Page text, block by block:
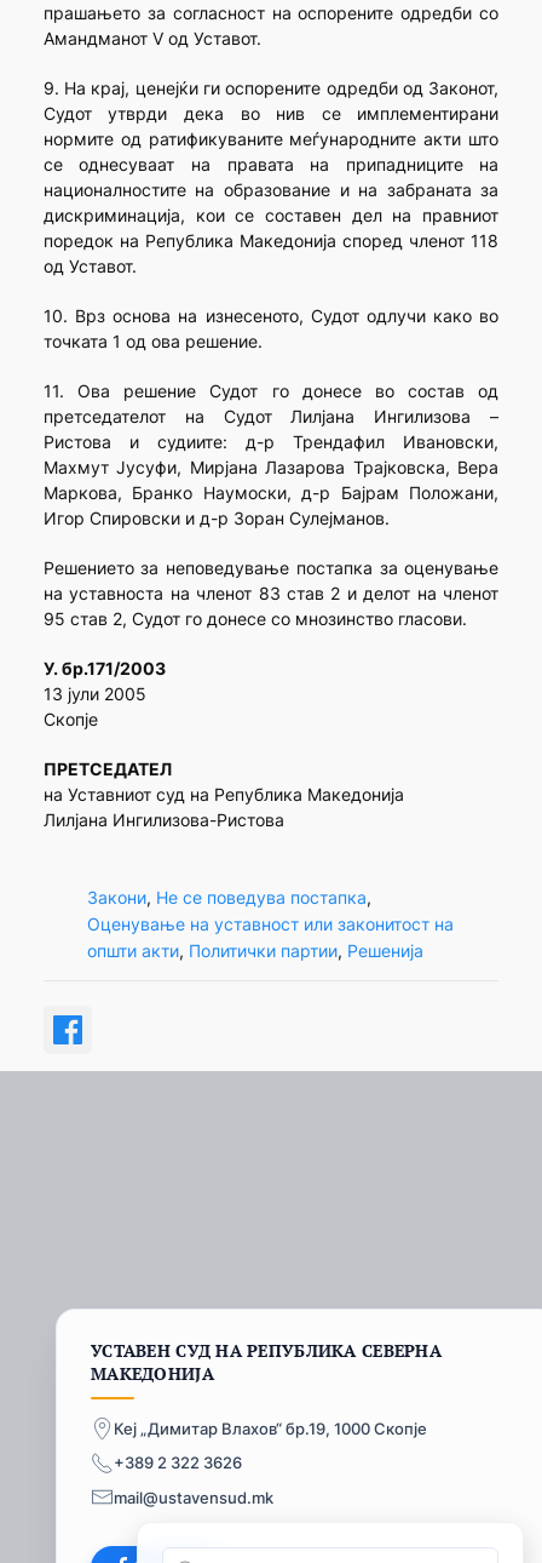
прашањето за согласност на оспорените одредби со
Амандманот V од Уставот.
9. На крај, ценејќи ги оспорените одредби од Законот,
Судот утврди дека во нив се имплементирани
нормите од ратификуваните меѓународните акти што
се однесуваат на правата на припадниците на
националностите на образование и на забраната за
дискриминација, кои се составен дел на правниот
поредок на Република Македонија според членот 118
од Уставот.
10. Врз основа на изнесеното, Судот одлучи како во
точката 1 од ова решение.
11. Ова решение Судот го донесе во состав од
претседателот на Судот Лилјана Ингилизова –
Ристова и судиите: д-р Трендафил Ивановски,
Махмут Јусуфи, Мирјана Лазарова Трајковска, Вера
Маркова, Бранко Наумоски, д-р Бајрам Положани,
Игор Спировски и д-р Зоран Сулејманов.
Решението за неповедување постапка за оценување
на уставноста на членот 83 став 2 и делот на членот
95 став 2, Судот го донесе со мнозинство гласови.
У. бр.171/2003
13 јули 2005
Скопје
ПРЕТСЕДАТЕЛ
на Уставниот суд на Република Македонија
Лилјана Ингилизова-Ристова
Закони, Не се поведува постапка
Оценување на уставност или законитост на
општи акти, Политички партии, Решенија
УСТАВЕН СУД НА РЕПУБЛИКА СЕВЕРНА
МАКЕДОНИЈА
Кеј „Димитар Влахов“ бр.19, 1000 Скопје
+389 2 322 3626
mail@ustavensud.mk